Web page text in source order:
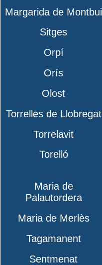
Margarida de Montbui
Sitges
Orpí
Orís
Olost
Torrelles de Llobregat
Torrelavit
Torelló
Maria de
Palautordera
Maria de Merlès
Tagamanent
Sentmenat